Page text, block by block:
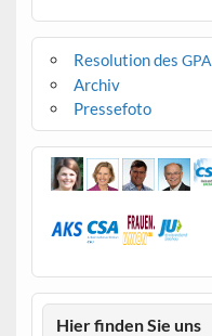
Resolution des GPA
Archiv
Pressefoto
Hier finden Sie uns